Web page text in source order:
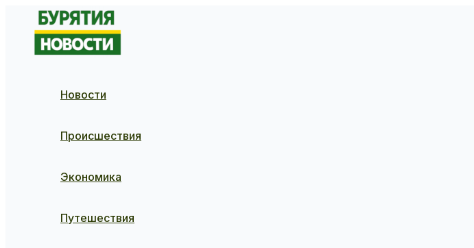
Перейти
содержимому
Новости
Происшествия
Экономика
Путешествия